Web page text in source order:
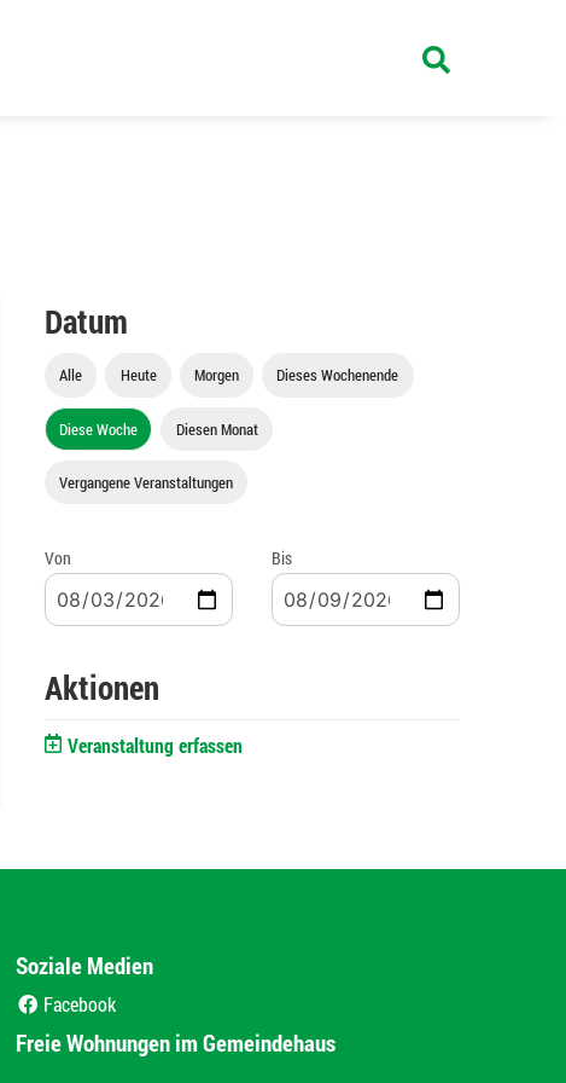
Datum
Alle Heute Morgen Dieses Wochenende
Diese Woche Diesen Monat
Vergangene Veranstaltungen
Von Bis
Aktionen
Veranstaltung erfassen
Soziale Medien
Facebook
Freie Wohnungen im Gemeindehaus